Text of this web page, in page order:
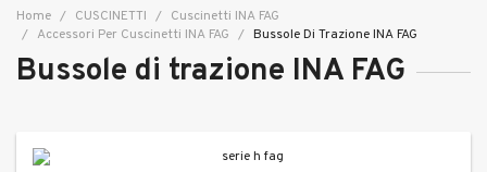
Home CUSCINETTI
Cuscinetti INA FAG
Accessori Per Cuscinetti INA FAG
Bussole Di Trazione INA FAG
Bussole di trazione INA FAG